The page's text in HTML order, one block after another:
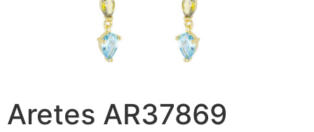
Aretes AR37869